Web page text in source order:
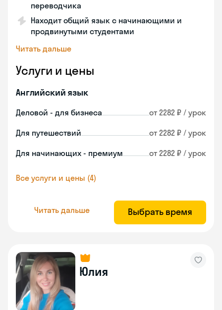
переводчика
Находит общий язык с начинающими и
продвинутыми студентами
Читать дальше
Услуги и цены
Английский язык
Деловой - для бизнеса от 2282 ₽ / урок
Для путешествий от 2282 ₽ / урок
Для начинающих - премиум от 2282 ₽ / урок
Все услуги и цены (4)
Читать дальше Выбрать время
Юлия